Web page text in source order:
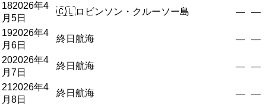
182026年4
月5日
🇨🇱ロビンソン・クルーソー島 — —
192026年4
月6日
終日航海 — —
202026年4
月7日
終日航海 — —
212026年4
月8日
終日航海 — —